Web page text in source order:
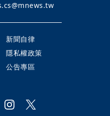
新聞自律
隱私權政策
公告專區